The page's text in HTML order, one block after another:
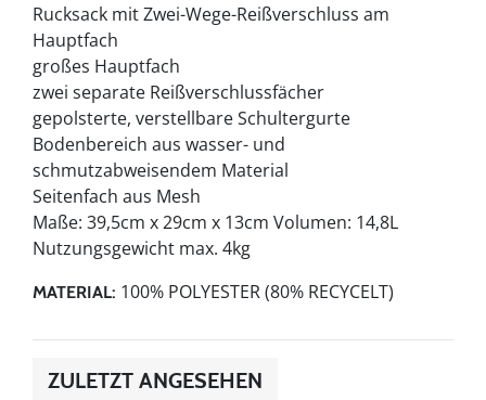
Rucksack mit Zwei-Wege-Reißverschluss am
Hauptfach
großes Hauptfach
zwei separate Reißverschlussfächer
gepolsterte, verstellbare Schultergurte
Bodenbereich aus wasser- und
schmutzabweisendem Material
Seitenfach aus Mesh
Maße: 39,5cm x 29cm x 13cm Volumen: 14,8L
Nutzungsgewicht max. 4kg
MATERIAL: 100% POLYESTER (80% RECYCELT)
ZULETZT ANGESEHEN